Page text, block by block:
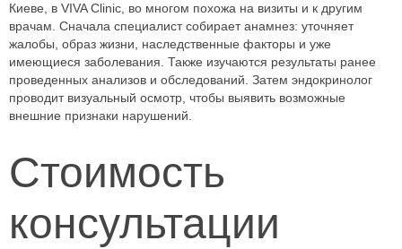
Киеве, в VIVA Clinic, во многом похожа на визиты и к другим
врачам. Сначала специалист собирает анамнез: уточняет
жалобы, образ жизни, наследственные факторы и уже
имеющиеся заболевания. Также изучаются результаты ранее
проведенных анализов и обследований. Затем эндокринолог
проводит визуальный осмотр, чтобы выявить возможные
внешние признаки нарушений.
Стоимость
консультации